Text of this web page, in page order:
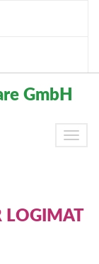
LOGIMAT